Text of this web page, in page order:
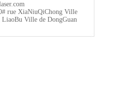
rue XiaNiuQiChong Ville
Ville de DongGuan